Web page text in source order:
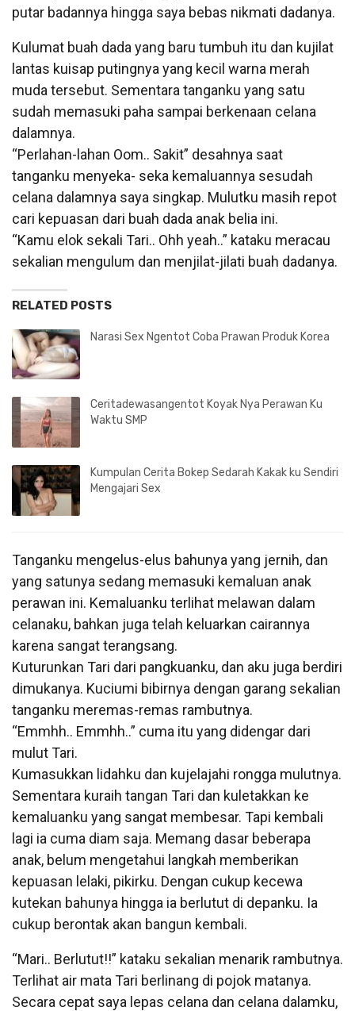
putar badannya hingga saya bebas nikmati dadanya.
Kulumat buah dada yang baru tumbuh itu dan kujilat
lantas kuisap putingnya yang kecil warna merah
muda tersebut. Sementara tanganku yang satu
sudah memasuki paha sampai berkenaan celana
dalamnya.
“Perlahan-lahan Oom.. Sakit” desahnya saat
tanganku menyeka- seka kemaluannya sesudah
celana dalamnya saya singkap. Mulutku masih repot
cari kepuasan dari buah dada anak belia ini.
“Kamu elok sekali Tari.. Ohh yeah..” kataku meracau
sekalian mengulum dan menjilat-jilati buah dadanya.
RELATED POSTS
Narasi Sex Ngentot Coba Prawan Produk Korea
Ceritadewasangentot Koyak Nya Perawan Ku
Waktu SMP
Kumpulan Cerita Bokep Sedarah Kakak ku Sendiri
Mengajari Sex
Tanganku mengelus-elus bahunya yang jernih, dan
yang satunya sedang memasuki kemaluan anak
perawan ini. Kemaluanku terlihat melawan dalam
celanaku, bahkan juga telah keluarkan cairannya
karena sangat terangsang.
Kuturunkan Tari dari pangkuanku, dan aku juga berdiri
dimukanya. Kuciumi bibirnya dengan garang sekalian
tanganku meremas-remas rambutnya.
“Emmhh.. Emmhh..” cuma itu yang didengar dari
mulut Tari.
Kumasukkan lidahku dan kujelajahi rongga mulutnya.
Sementara kuraih tangan Tari dan kuletakkan ke
kemaluanku yang sangat membesar. Tapi kembali
lagi ia cuma diam saja. Memang dasar beberapa
anak, belum mengetahui langkah memberikan
kepuasan lelaki, pikirku. Dengan cukup kecewa
kutekan bahunya hingga ia berlutut di depanku. Ia
cukup berontak akan bangun kembali.
“Mari.. Berlutut!!” kataku sekalian menarik rambutnya.
Terlihat air mata Tari berlinang di pojok matanya.
Secara cepat saya lepas celana dan celana dalamku,